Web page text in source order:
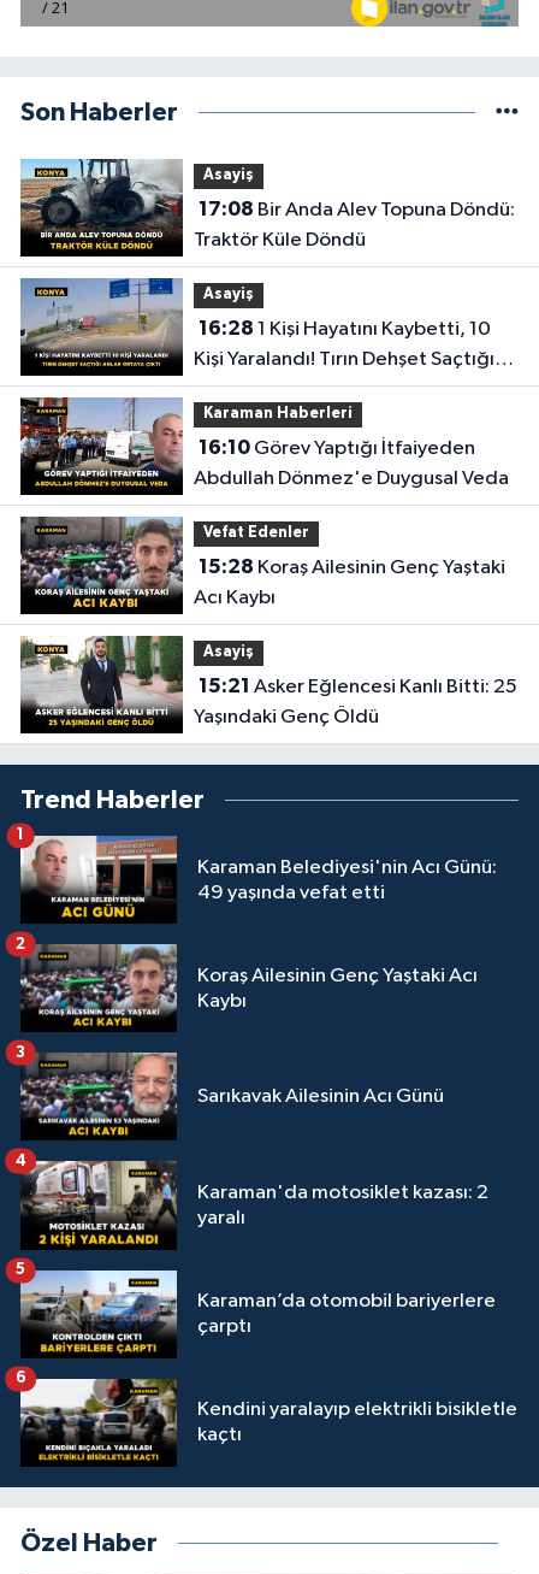
Son Haberler
Asayiş
17:08
Traktör Küle Döndü
Asayiş
16:28
Kişi Yaralandı! Tırın Dehşet Saçtığı
Anlar Ortaya Çıktı
Karaman Haberleri
16:10Görev Yaptığı İtfaiyeden
Abdullah Dönmez'e Duygusal Veda
Vefat Edenler
15:28
Acı Kaybı
Asayiş
15:21
Yaşındaki Genç Öldü
Trend Haberler
Karaman Belediyesi'nin Acı Günü:
49 yaşında vefat etti
1
Koraş Ailesinin Genç Yaştaki Acı
Kaybı
2
Sarıkavak Ailesinin Acı Günü
3
Karaman'da motosiklet kazası: 2
yaralı
4
Karaman’da otomobil bariyerlere
çarptı
5
Kendini yaralayıp elektrikli bisikletle
kaçtı
6
Özel Haber